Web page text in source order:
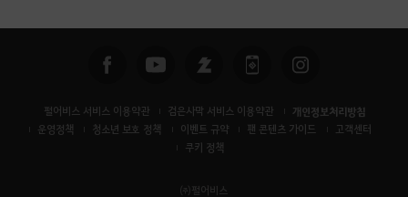
펄어비스 서비스 이용약관 검은사막 서비스 이용약관 개인정보처리방침
운영정책 청소년 보호 정책 이벤트 규약 팬 콘텐츠 가이드
고객센터
쿠키 정책
㈜펄어비스